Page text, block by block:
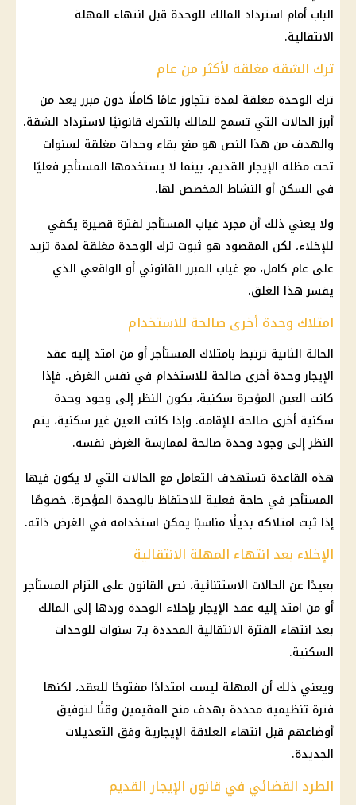
الباب أمام استرداد المالك للوحدة قبل انتهاء المهلة
الانتقالية.
ترك الشقة مغلقة لأكثر من عام
ترك الوحدة مغلقة لمدة تتجاوز عامًا كاملًا دون مبرر يعد من
أبرز الحالات التي تسمح للمالك بالتحرك قانونيًا لاسترداد الشقة.
والهدف من هذا النص هو منع بقاء وحدات مغلقة لسنوات
تحت مظلة الإيجار القديم، بينما لا يستخدمها المستأجر فعليًا
في السكن أو النشاط المخصص لها.
ولا يعني ذلك أن مجرد غياب المستأجر لفترة قصيرة يكفي
للإخلاء، لكن المقصود هو ثبوت ترك الوحدة مغلقة لمدة تزيد
على عام كامل، مع غياب المبرر القانوني أو الواقعي الذي
يفسر هذا الغلق.
امتلاك وحدة أخرى صالحة للاستخدام
الحالة الثانية ترتبط بامتلاك المستأجر أو من امتد إليه عقد
الإيجار وحدة أخرى صالحة للاستخدام في نفس الغرض. فإذا
كانت العين المؤجرة سكنية، يكون النظر إلى وجود وحدة
سكنية أخرى صالحة للإقامة. وإذا كانت العين غير سكنية، يتم
النظر إلى وجود وحدة صالحة لممارسة الغرض نفسه.
هذه القاعدة تستهدف التعامل مع الحالات التي لا يكون فيها
المستأجر في حاجة فعلية للاحتفاظ بالوحدة المؤجرة، خصوصًا
إذا ثبت امتلاكه بديلًا مناسبًا يمكن استخدامه في الغرض ذاته.
الإخلاء بعد انتهاء المهلة الانتقالية
بعيدًا عن الحالات الاستثنائية، نص القانون على التزام المستأجر
أو من امتد إليه عقد الإيجار بإخلاء الوحدة وردها إلى المالك
بعد انتهاء الفترة الانتقالية المحددة بـ7 سنوات للوحدات
السكنية.
ويعني ذلك أن المهلة ليست امتدادًا مفتوحًا للعقد، لكنها
فترة تنظيمية محددة بهدف منح المقيمين وقتًا لتوفيق
أوضاعهم قبل انتهاء العلاقة الإيجارية وفق التعديلات
الجديدة.
الطرد القضائي في قانون الإيجار القديم